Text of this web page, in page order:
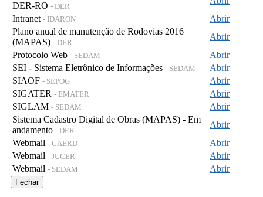
DER-RO - DER
Intranet - IDARON
Abrir
Plano anual de manutenção de Rodovias 2016
(MAPAS) - DER
Abrir
Protocolo Web - SEDAM
Abrir
SEI - Sistema Eletrônico de Informações - SEDAM
Abrir
SIAOF - SEPOG
Abrir
SIGATER - EMATER
Abrir
SIGLAM - SEDAM
Abrir
Sistema Cadastro Digital de Obras (MAPAS) - Em
andamento - DER
Abrir
Webmail - CAERD
Abrir
Webmail - JUCER
Abrir
Webmail - SEDAM Abrir
Fechar